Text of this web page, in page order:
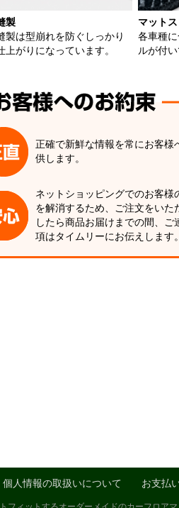
製
製は型崩れを防ぐしっかり
上がりになっています。
マット
各車種
ルが付い
正確で新鮮な情報を常にお客様
供します。
ネットショッピングでのお客様
を解消するため、ご注文をいた
したら商品お届けまでの間、ご
項はタイムリーにお伝えします。
個人情報の取扱いについて お支払